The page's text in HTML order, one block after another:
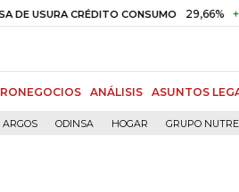
CRÉDITO CONSUMO 29,66% +0,87%
ANÁLISIS ASUNTOS
ARGOS ODINSA HOGAR GRUPO